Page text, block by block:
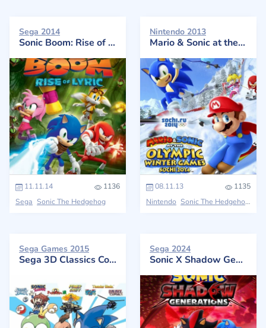
Sega 2014
Sonic Boom: Rise of Lyric
11.11.14
1136
Sega Sonic The Hedgehog
Nintendo 2013
Mario & Sonic at the Sochi 2014 Olympic Winter Games
08.11.13
1135
Nintendo Sonic The Hedgehog
Sega Games 2015
Sega 3D Classics Collection
Sega 2024
Sonic X Shadow Generations